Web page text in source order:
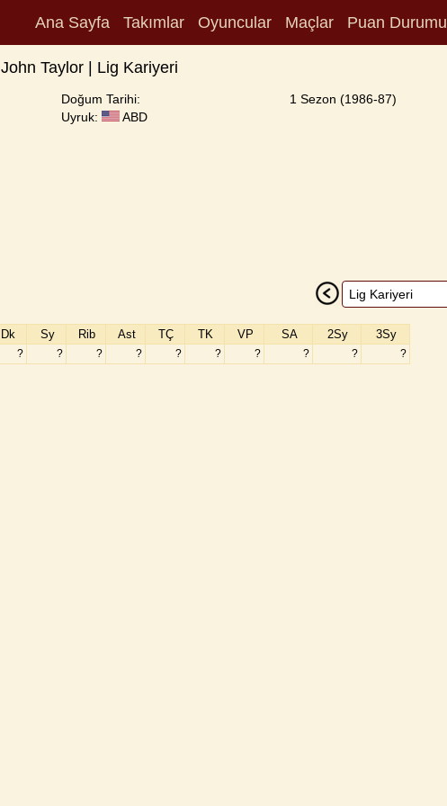
Ana Sayfa Takımlar Oyuncular Maçlar Puan Durumu
John Taylor | Lig Kariyeri
Doğum Tarihi:
Uyruk:
ABD
1 Sezon (1986-87)
Dk Sy Rib Ast TÇ TK VP SA 2Sy 3Sy
? ? ? ? ? ? ? ? ? ?